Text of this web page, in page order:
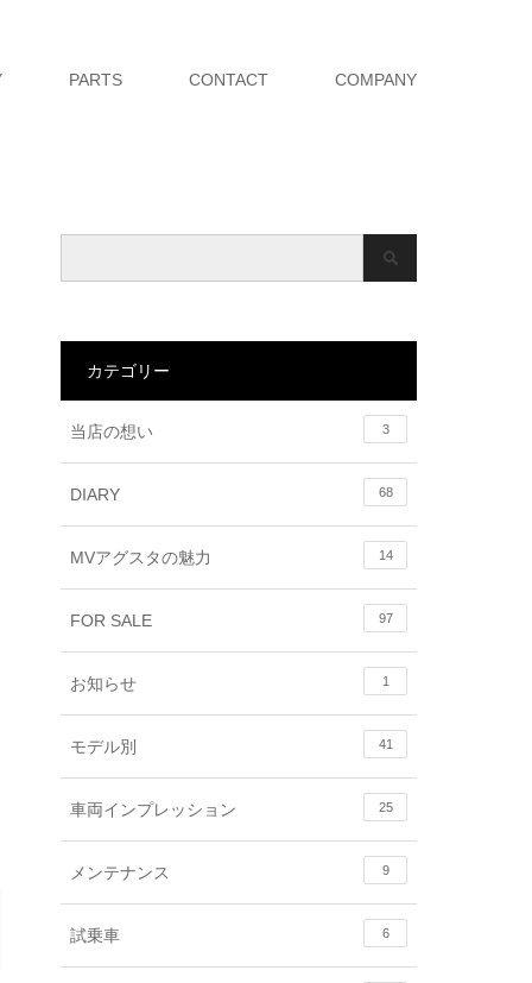
PARTS CONTACT COMPANY
カテゴリー
当店の想い 3
DIARY 68
MVアグスタの魅力 14
FOR SALE 97
お知らせ 1
モデル別 41
車両インプレッション 25
メンテナンス 9
試乗車 6